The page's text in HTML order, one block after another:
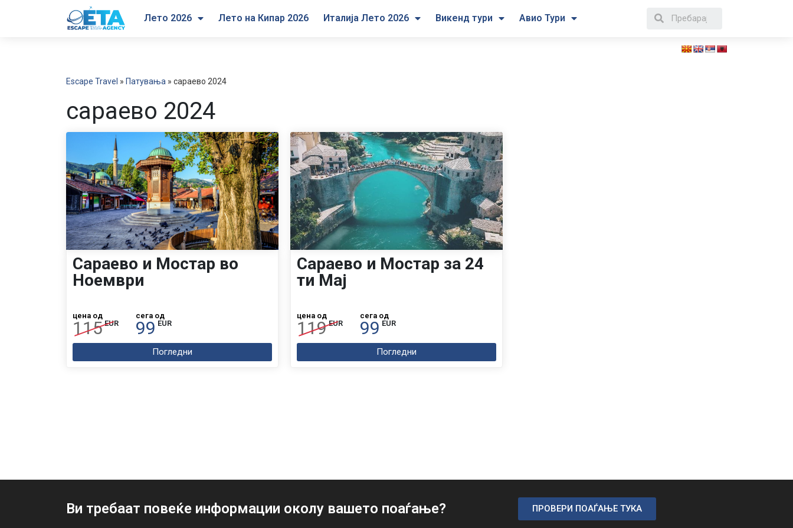
Лето 2026 Лето на Кипар 2026 Италија Лето 2026 Викенд тури Авио Тури
Escape Travel » Патувања » сараево 2024
сараево 2024
Сараево и Мостар во
Ноември
цена од
115 EUR
сега од
99 EUR
Погледни
Сараево и Мостар за 24
ти Мај
цена од
119 EUR
сега од
99 EUR
Погледни
Ви требаат повеќе информации околу вашето поаѓање? ПРОВЕРИ ПОАЃАЊЕ ТУКА